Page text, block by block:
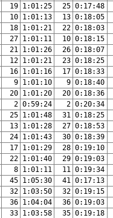
19 1:01:25 25 0:17:48
10 1:01:13 13 0:18:05
18 1:01:21 22 0:18:03
27 1:01:11 10 0:18:15
21 1:01:26 26 0:18:07
12 1:01:21 23 0:18:25
16 1:01:16 17 0:18:33
9 1:01:10 9 0:18:40
20 1:01:20 20 0:18:36
2 0:59:24 2 0:20:34
25 1:01:48 31 0:18:25
13 1:01:28 27 0:18:53
24 1:01:43 30 0:18:39
17 1:01:29 28 0:19:10
22 1:01:40 29 0:19:03
8 1:01:11 11 0:19:34
45 1:05:30 41 0:17:13
32 1:03:50 32 0:19:15
36 1:04:04 36 0:19:03
33 1:03:58 35 0:19:18